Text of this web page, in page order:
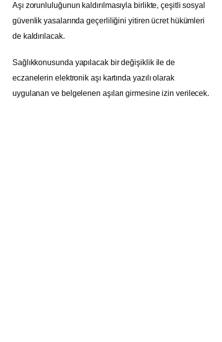
Aşı zorunluluğunun kaldırılmasıyla birlikte, çeşitli sosyal
güvenlik yasalarında geçerliliğini yitiren ücret hükümleri
de kaldırılacak.
Sağlıkkonusunda yapılacak bir değişiklik ile de
eczanelerin elektronik aşı kartında yazılı olarak
uygulanan ve belgelenen aşıları girmesine izin verilecek.